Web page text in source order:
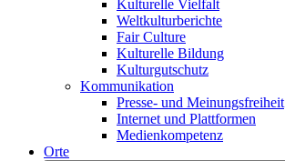
Kulturelle Vielfalt
Weltkulturberichte
Fair Culture
Kulturelle Bildung
Kulturgutschutz
Kommunikation
Presse- und Meinungsfreiheit
Internet und Plattformen
Medienkompetenz
Orte